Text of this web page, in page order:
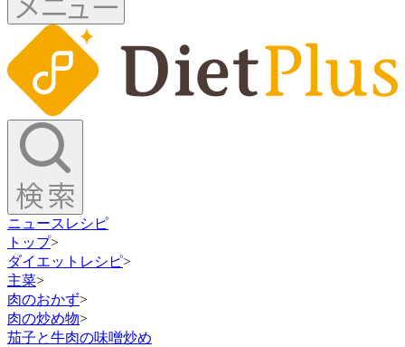
ニュース レシピ
トップ>
ダイエットレシピ>
主菜>
肉のおかず>
肉の炒め物>
茄子と牛肉の味噌炒め